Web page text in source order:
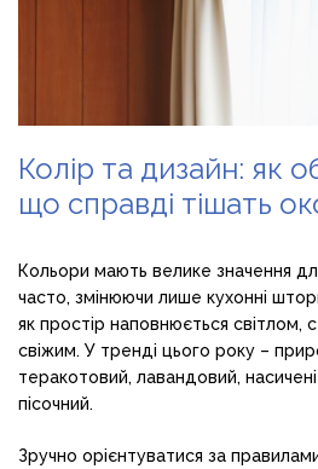
Колір та дизайн: як
що справді тішать
Кольори мають велике значення
часто, змінюючи лише кухонні
як простір наповнюється світлом,
свіжим. У тренді цього року –
теракотовий, лавандовий,
пісочний.
Зручно орієнтуватися за